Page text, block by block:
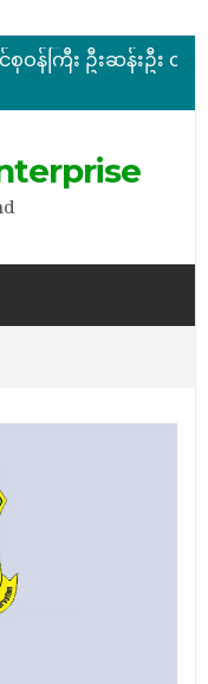
ါခေါ်ယူခြင်း